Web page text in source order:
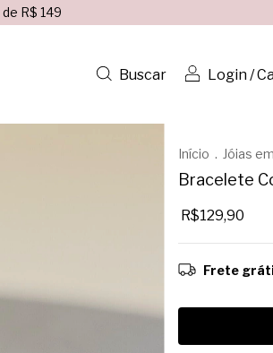
R$ 149
Buscar Login/
Início . Jóias
Bracelete
R$129,90
Frete